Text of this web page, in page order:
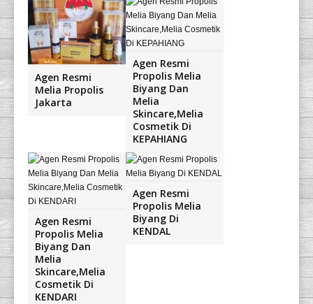
Agen Resmi
Melia Propolis
Jakarta
Agen Resmi
Propolis Melia
Biyang Dan
Melia
Skincare,Melia
Cosmetik Di
KEPAHIANG
Agen Resmi
Propolis Melia
Biyang Dan
Melia
Skincare,Melia
Cosmetik Di
KENDARI
Agen Resmi
Propolis Melia
Biyang Di
KENDAL